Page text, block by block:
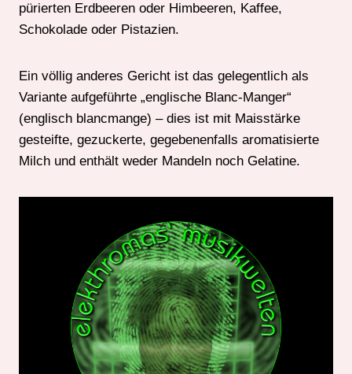
pürierten Erdbeeren oder Himbeeren, Kaffee,
Schokolade oder Pistazien.
Ein völlig anderes Gericht ist das gelegentlich als
Variante aufgeführte „englische Blanc-Manger“
(englisch blancmange) – dies ist mit Maisstärke
gesteifte, gezuckerte, gegebenenfalls aromatisierte
Milch und enthält weder Mandeln noch Gelatine.